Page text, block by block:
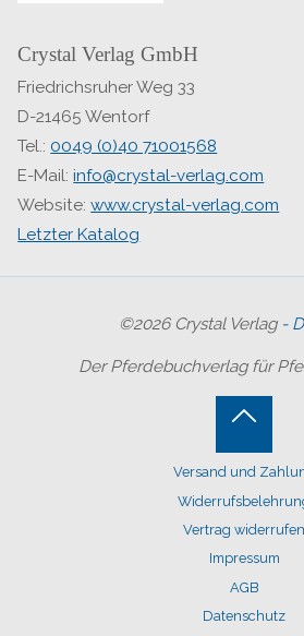
Crystal Verlag GmbH
Friedrichsruher Weg 33
D-21465 Wentorf
Tel.: 0049 (0)40 71001568
E-Mail:info@crystal-verlag.com
Website:www.crystal-verlag.com
Letzter Katalog
©2026 Crystal Verlag -
Der Pferdebuchverlag für
Versand und
Vertrag widerrufen
Impressum
AGB
Datenschutz
Back
to
Top